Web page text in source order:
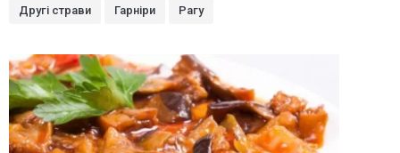
Другі страви Гарніри Рагу